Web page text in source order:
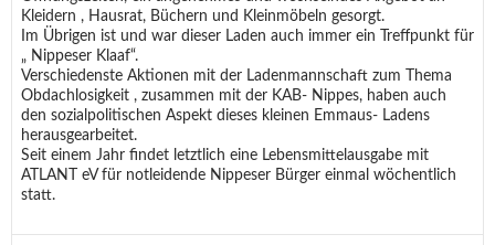
Kleidern , Hausrat, Büchern und Kleinmöbeln gesorgt.
Im Übrigen ist und war dieser Laden auch immer ein Treffpunkt für
„ Nippeser Klaaf“.
Verschiedenste Aktionen mit der Ladenmannschaft zum Thema
Obdachlosigkeit , zusammen mit der KAB- Nippes, haben auch
den sozialpolitischen Aspekt dieses kleinen Emmaus- Ladens
herausgearbeitet.
Seit einem Jahr findet letztlich eine Lebensmittelausgabe mit
ATLANT eV für notleidende Nippeser Bürger einmal wöchentlich
statt.